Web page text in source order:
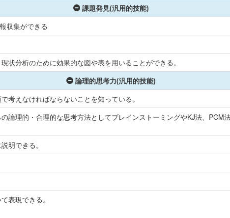
課題発見(汎用的技能)
収集ができる
状分析のために効果的な図や表を用いることができる。
論理的思考力(汎用的技能)
考えなければならないことを知っている。
論理的・合理的な思考方法としてブレインストーミングやKJ法、PCM
明できる。
表現できる。